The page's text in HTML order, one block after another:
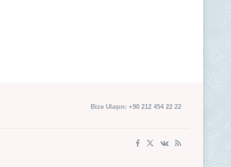
Bize Ulaşın: +90 212 454 22 22